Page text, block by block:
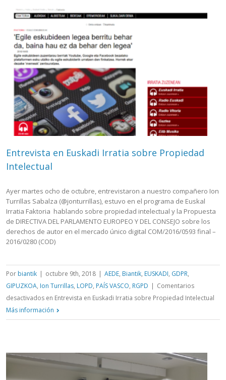
Entrevista en Euskadi Irratia sobre Propiedad
Intelectual
Ayer martes ocho de octubre, entrevistaron a nuestro compañero Ion
Turrillas Sabalza (@jonturrillas), estuvo en el programa de Euskal
Irratia Faktoria hablando sobre propiedad intelectual y la Propuesta
de DIRECTIVA DEL PARLAMENTO EUROPEO Y DEL CONSEJO sobre los
derechos de autor en el mercado único digital COM/2016/0593 final –
2016/0280 (COD)
Por biantik | octubre 9th, 2018 | AEDE, Biantik, EUSKADI, GDPR,
GIPUZKOA, Ion Turrillas, LOPD, PAÍS VASCO, RGPD | Comentarios
desactivados en Entrevista en Euskadi Irratia sobre Propiedad Intelectual
Más información